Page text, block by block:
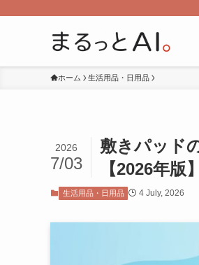
ホーム 生活用品・日用品
敷きパッド
【2026年版】
2026
7/03
生活用品・日用品 4 July, 2026